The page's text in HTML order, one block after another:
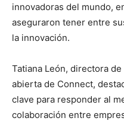
innovadoras del mundo,
aseguraron tener entre
la innovación.
Tatiana León, directora
abierta de Connect,
clave para responder al
colaboración entre